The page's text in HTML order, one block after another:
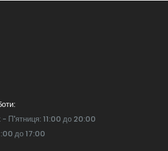
- П'ятниця: 11:00 до 20:00
до 17:00